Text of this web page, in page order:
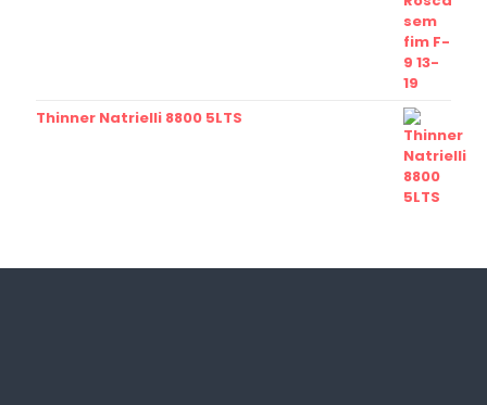
Thinner Natrielli 8800 5LTS